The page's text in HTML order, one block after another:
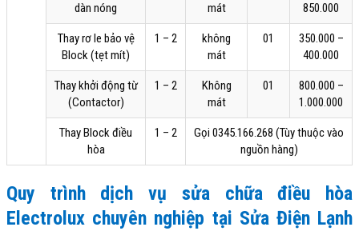
dàn nóng
mát
850.000
Thay rơ le bảo vệ
Block (tẹt mít)
1 – 2
không
mát
01
350.000 –
400.000
Thay khởi động từ
(Contactor)
1 – 2
Không
mát
01
800.000 –
1.000.000
Thay Block điều
hòa
1 – 2
Gọi 0345.166.268 (Tùy thuộc vào
nguồn hàng)
Quy trình dịch vụ sửa chữa điều hòa
Electrolux chuyên nghiệp tại Sửa Điện Lạnh